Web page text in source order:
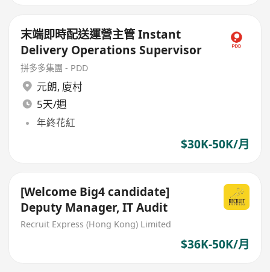
末端即時配送運營主管 Instant
Delivery Operations Supervisor
拼多多集團 - PDD
元朗, 廈村
5天/週
年終花紅
$30K-50K/月
[Welcome Big4 candidate]
Deputy Manager, IT Audit
Recruit Express (Hong Kong) Limited
$36K-50K/月